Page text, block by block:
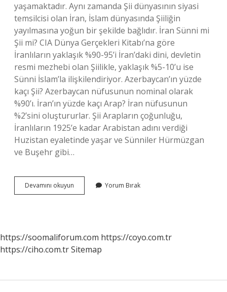
yaşamaktadır. Aynı zamanda Şii dünyasının siyasi
temsilcisi olan İran, İslam dünyasında Şiiliğin
yayılmasına yoğun bir şekilde bağlıdır. İran Sünni mi
Şii mi? CIA Dünya Gerçekleri Kitabı’na göre
İranlıların yaklaşık %90-95’i İran’daki dini, devletin
resmi mezhebi olan Şiilikle, yaklaşık %5-10’u ise
Sünni İslam’la ilişkilendiriyor. Azerbaycan’ın yüzde
kaçı Şii? Azerbaycan nüfusunun nominal olarak
%90’ı. İran’ın yüzde kaçı Arap? İran nüfusunun
%2’sini oluştururlar. Şii Arapların çoğunluğu,
İranlıların 1925’e kadar Arabistan adını verdiği
Huzistan eyaletinde yaşar ve Sünniler Hürmüzgan
ve Buşehr gibi…
Devamını okuyun
Yüzde
Yorum Bırak
https://soomaliforum.com https://coyo.com.tr
https://ciho.com.trSitemap